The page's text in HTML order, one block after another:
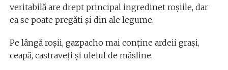
veritabilă are drept principal ingredinet roşiile, dar
ea se poate pregăti şi din ale legume.
Pe lângă roşii, gazpacho mai conţine ardeii graşi,
ceapă, castraveţi şi uleiul de măsline.